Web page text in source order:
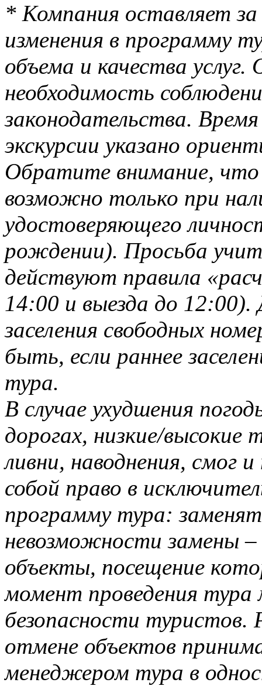
* Компания оставляет
изменения в программу
объема и качества
необходимость
законодательства.
экскурсии указано
Обратите внимание, что
возможно только при
удостоверяющего
рождении). Просьба
действуют правила
14:00 и выезда до 12:00).
заселения свободных
быть, если раннее
тура.
В случае ухудшения
дорогах, низкие/высокие
ливни, наводнения, смог
собой право в
программу тура:
невозможности замены
объекты, посещение
момент проведения
безопасности туристов.
отмене объектов
менеджером тура в